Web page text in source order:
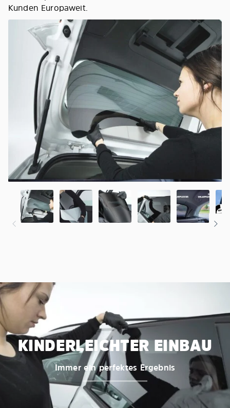
Kunden Europaweit.
KINDERLEICHTER EINBAU
Immer ein perfektes Ergebnis